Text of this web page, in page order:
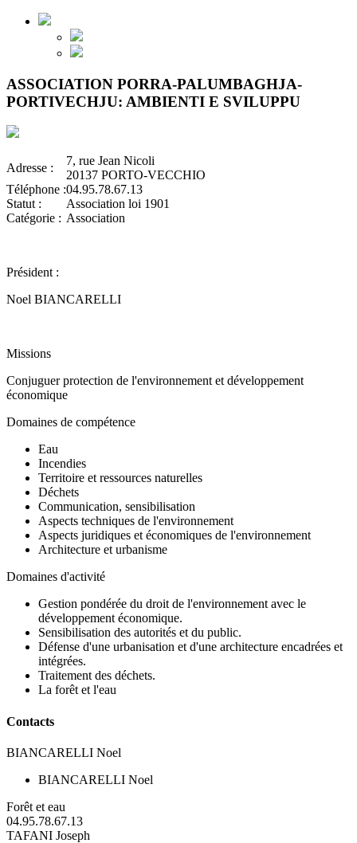
ASSOCIATION PORRA-PALUMBAGHJA-
PORTIVECHJU: AMBIENTI E SVILUPPU
Adresse :
7, rue Jean Nicoli
20137 PORTO-VECCHIO
Téléphone :04.95.78.67.13
Statut :
Association loi 1901
Catégorie : Association
Président :
Noel BIANCARELLI
Missions
Conjuguer protection de l'environnement et développement
économique
Domaines de compétence
Eau
Incendies
Territoire et ressources naturelles
Déchets
Communication, sensibilisation
Aspects techniques de l'environnement
Aspects juridiques et économiques de l'environnement
Architecture et urbanisme
Domaines d'activité
Gestion pondérée du droit de l'environnement avec le
développement économique.
Sensibilisation des autorités et du public.
Défense d'une urbanisation et d'une architecture encadrées et
intégrées.
Traitement des déchets.
La forêt et l'eau
Contacts
BIANCARELLI Noel
BIANCARELLI Noel
Forêt et eau
04.95.78.67.13
TAFANI Joseph